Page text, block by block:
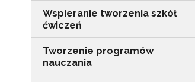
Wspieranie tworzenia szkół
ćwiczeń
Tworzenie programów
nauczania